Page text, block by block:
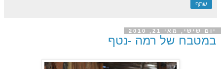
שתף
יום שישי, מאי 21, 2010
במטבח של רמה -נטף